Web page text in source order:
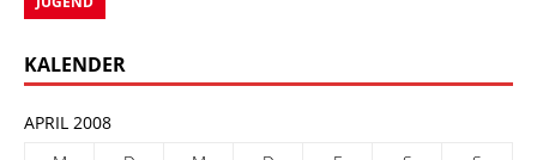
KALENDER
APRIL 2008